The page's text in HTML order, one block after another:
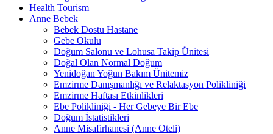
Health Tourism
Anne Bebek
Bebek Dostu Hastane
Gebe Okulu
Doğum Salonu ve Lohusa Takip Ünitesi
Doğal Olan Normal Doğum
Yenidoğan Yoğun Bakım Ünitemiz
Emzirme Danışmanlığı ve Relaktasyon Polikliniği
Emzirme Haftası Etkinlikleri
Ebe Polikliniği - Her Gebeye Bir Ebe
Doğum İstatistikleri
Anne Misafirhanesi (Anne Oteli)